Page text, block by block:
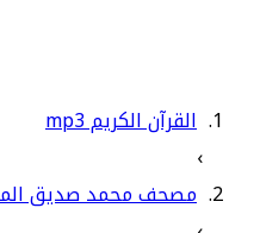
القرآن الكريم mp3
›
مصحف محمد صديق